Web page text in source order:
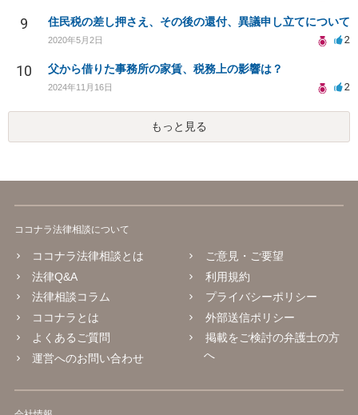
9 住民税の差し押さえ、その後の還付、異議申し立てについて
2020年5月2日 2
10 父から借りた事務所の家賃、税務上の影響は？
2024年11月16日 2
もっと見る
ココナラ法律相談について
ココナラ法律相談とは
法律Q&A
法律相談コラム
ココナラとは
よくあるご質問
運営へのお問い合わせ
ご意見・ご要望
利用規約
プライバシーポリシー
外部送信ポリシー
掲載をご検討の弁護士の方
へ